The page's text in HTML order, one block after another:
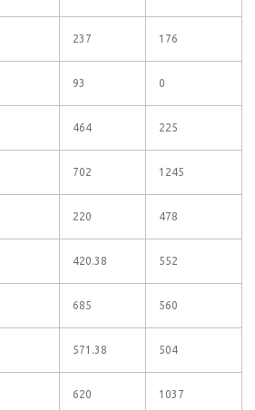
237 176
93 0
464 225
702 1245
220 478
420.38 552
685 560
571.38 504
620 1037